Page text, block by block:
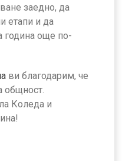
заедно, да
етапи и да
година още по-
ви благодарим, че
общност.
Коледа и